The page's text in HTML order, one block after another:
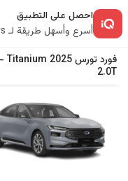
احصل على التطبيق
أسرع وأسهل طريقة لـ iQ Cars
فوردتورس2025
Titanium
-
2.0T